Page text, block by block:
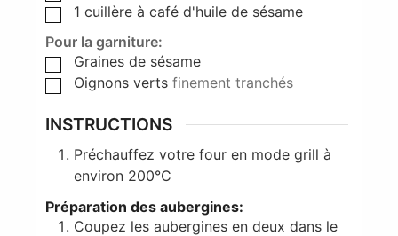
1 cuillère à café d'huile de sésame
Pour la garniture:
Graines de sésame
Oignons verts finement tranchés
INSTRUCTIONS
Préchauffez votre four en mode grill à
environ 200°C
Préparation des aubergines:
Coupez les aubergines en deux dans le